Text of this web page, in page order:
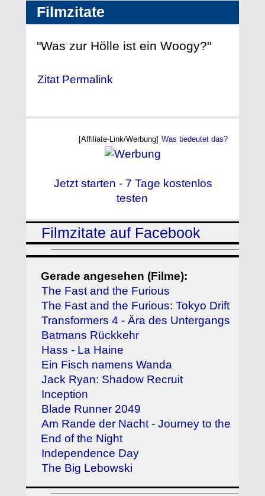
Filmzitate
"Was zur Hölle ist ein Woogy?"
Zitat Permalink
[Affiliate-Link/Werbung] Was bedeutet das?
Jetzt starten - 7 Tage kostenlos
testen
Filmzitate auf Facebook
Gerade angesehen (Filme):
The Fast and the Furious
The Fast and the Furious: Tokyo Drift
Transformers 4 - Ära des Untergangs
Batmans Rückkehr
Hass - La Haine
Ein Fisch namens Wanda
Jack Ryan: Shadow Recruit
Inception
Blade Runner 2049
Am Rande der Nacht - Journey to the
End of the Night
Independence Day
The Big Lebowski